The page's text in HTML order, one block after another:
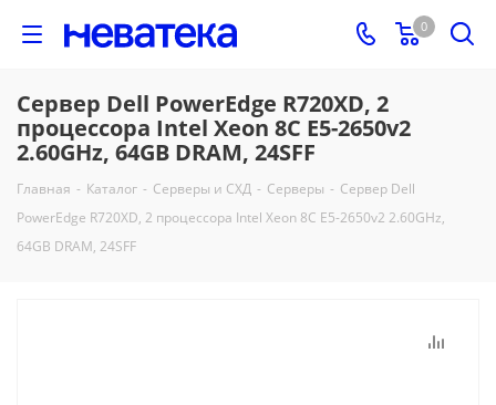
0
Сервер Dell PowerEdge R720XD, 2
процессора Intel Xeon 8C E5-2650v2
2.60GHz, 64GB DRAM, 24SFF
Главная - Каталог - Серверы и СХД - Серверы - Сервер Dell
PowerEdge R720XD, 2 процессора Intel Xeon 8C E5-2650v2 2.60GHz,
64GB DRAM, 24SFF